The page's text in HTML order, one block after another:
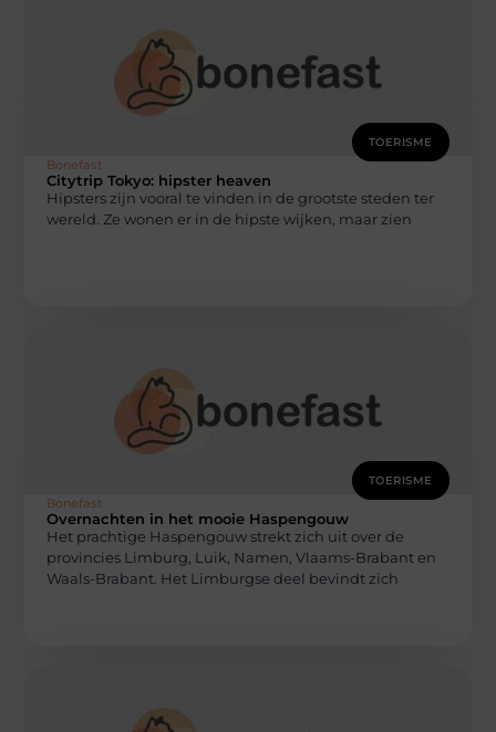
TOERISME
Bonefast
Citytrip Tokyo: hipster heaven
Hipsters zijn vooral te vinden in de grootste steden ter
wereld. Ze wonen er in de hipste wijken, maar zien
TOERISME
Bonefast
Overnachten in het mooie Haspengouw
Het prachtige Haspengouw strekt zich uit over de
provincies Limburg, Luik, Namen, Vlaams-Brabant en
Waals-Brabant. Het Limburgse deel bevindt zich